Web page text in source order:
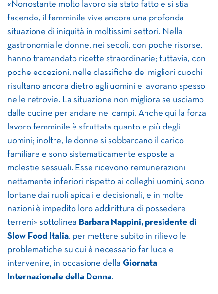
«Nonostante molto lavoro sia stato fatto e si stia
facendo, il femminile vive ancora una profonda
situazione di iniquità in moltissimi settori. Nella
gastronomia le donne, nei secoli, con poche risorse,
hanno tramandato ricette straordinarie; tuttavia, con
poche eccezioni, nelle classifiche dei migliori cuochi
risultano ancora dietro agli uomini e lavorano spesso
nelle retrovie. La situazione non migliora se usciamo
dalle cucine per andare nei campi. Anche qui la forza
lavoro femminile è sfruttata quanto e più degli
uomini; inoltre, le donne si sobbarcano il carico
familiare e sono sistematicamente esposte a
molestie sessuali. Esse ricevono remunerazioni
nettamente inferiori rispetto ai colleghi uomini, sono
lontane dai ruoli apicali e decisionali, e in molte
nazioni è impedito loro addirittura di possedere
terreni» sottolinea Barbara Nappini, presidente di
Slow Food Italia, per mettere subito in rilievo le
problematiche su cui è necessario far luce e
intervenire, in occasione della Giornata
Internazionale della Donna.